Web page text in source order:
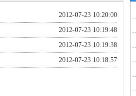
2012-07-23 10:20:00
2012-07-23 10:19:48
2012-07-23 10:19:38
2012-07-23 10:18:57